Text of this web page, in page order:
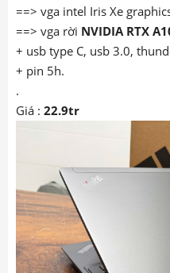
==> vga intel Iris Xe
==> vga rời NVIDIA RTX
+ usb type C, usb 3.0,
+ pin 5h.
.
Giá : 22.9tr